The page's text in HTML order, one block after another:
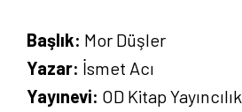
Başlık: Mor Düşler
Yazar: İsmet Acı
Yayınevi: OD Kitap Yayıncılık